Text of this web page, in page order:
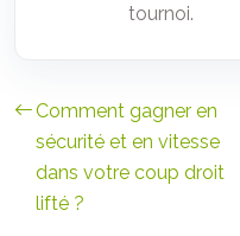
tournoi.
Comment gagner en
sécurité et en vitesse
dans votre coup droit
lifté ?